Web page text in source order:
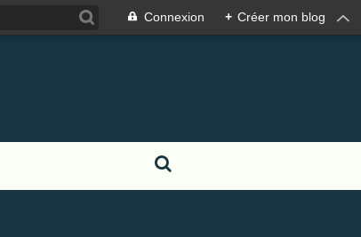
Connexion + Créer mon blog